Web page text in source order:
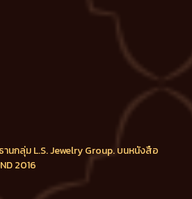
นกลุ่ม L.S. Jewelry Group. บนหนังสือ
2016